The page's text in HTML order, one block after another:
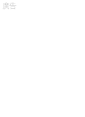
廣告